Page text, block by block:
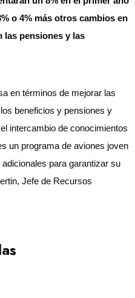
o 4% más otros cambios en
las pensiones y las
en términos de mejorar las
beneficios y pensiones y
intercambio de conocimientos
un programa de aviones joven
para garantizar su
Jefe de Recursos